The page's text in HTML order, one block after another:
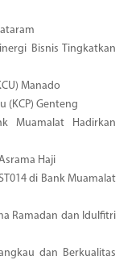
Bisnis Tingkatkan
Manado
(KCP) Genteng
Muamalat Hadirkan
Haji
di Bank Muamalat
Ramadan dan Idulfitri
dan Berkualitas